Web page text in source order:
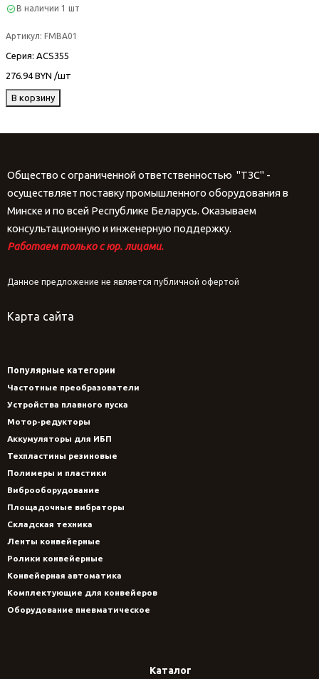
В наличии 1 шт
Артикул: FMBA01
Серия: ACS355
276.94 BYN /шт
В корзину
Общество с ограниченной ответственностью "ТЗС" -
осуществляет поставку промышленного оборудования в
Минске и по всей Республике Беларусь. Оказываем
консультационную и инженерную поддержку.
Работаем только с юр. лицами.
Данное предложение не является публичной офертой
Карта сайта
Популярные категории
Частотные преобразователи
Устройства плавного пуска
Мотор-редукторы
Аккумуляторы для ИБП
Техпластины резиновые
Полимеры и пластики
Виброоборудование
Площадочные вибраторы
Складская техника
Ленты конвейерные
Ролики конвейерные
Конвейерная автоматика
Комплектующие для конвейеров
Оборудование пневматическое
Каталог